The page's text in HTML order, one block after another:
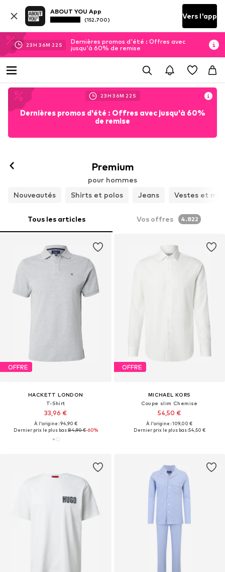
ABOUT YOU App
(152.700) Vers l'app
23H 36M 20 S
Dernières promos d'été : Offres avec
jusqu'à 60% de remise
23H 36M 20 S
Dernières promos d'été : Offres avec jusqu'à 60%
de remise
Premium
pour hommes
Nouveautés
Shirts et polos Jeans Vestes et
Tous les articles Vos offres 4.822
OFFRE
HACKETT LONDON
T-Shirt
33,96 €
À l'origine : 94,90 €
Dernier prix le plus bas :84,90 €-60%
OFFRE
MICHAEL KORS
Coupe slim Chemise
54,50 €
À l'origine : 109,00 €
Dernier prix le plus bas :54,50 €